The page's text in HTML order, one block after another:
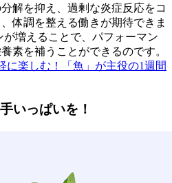
解を抑え、過剰な炎症反応をコ
体調を整える働きが期待できま
増えることで、パフォーマン
素を補うことができるのです。
に楽しむ！「魚」が主役の1週間
いっぱいを！